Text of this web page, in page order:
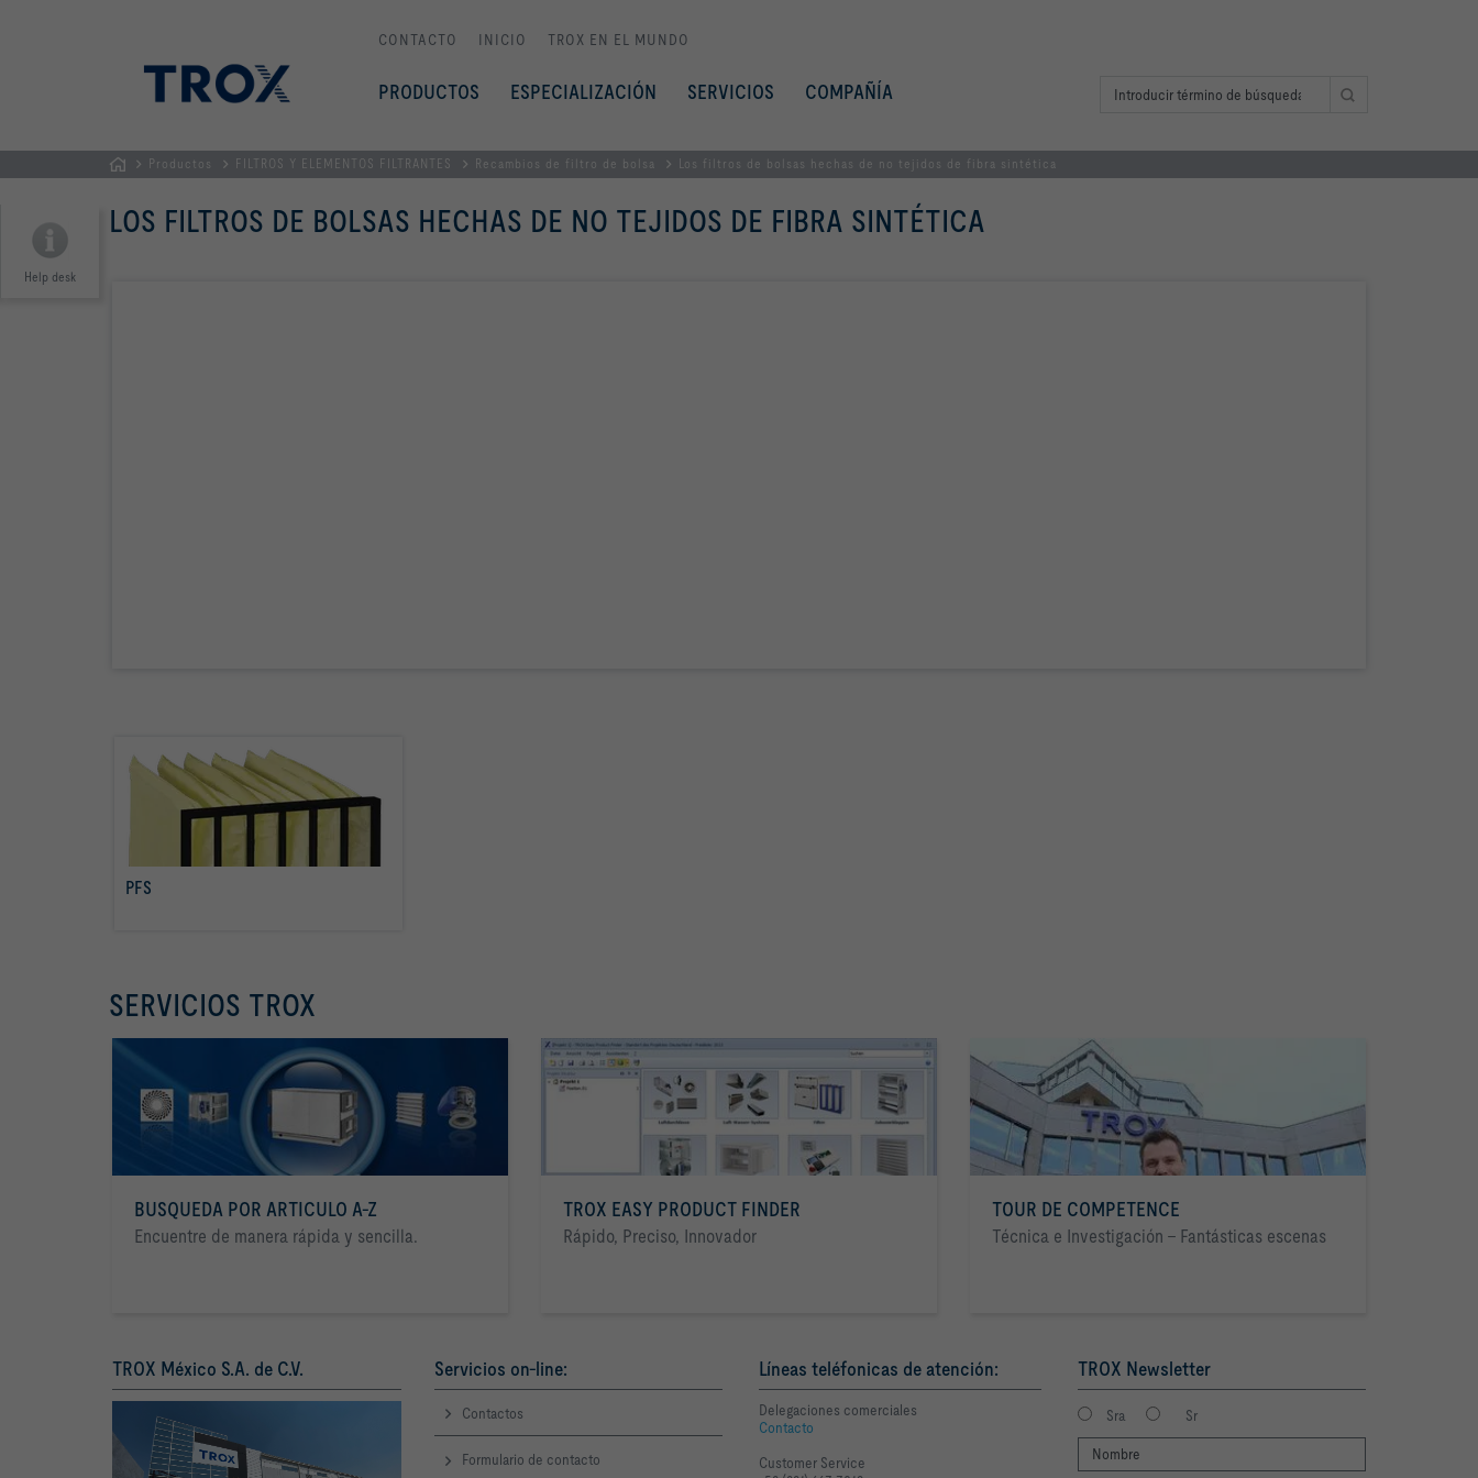
CONTACTO INICIO TROX EN EL MUNDO
PRODUCTOS ESPECIALIZACIÓN SERVICIOS COMPAÑÍA
PRINCIPAL
Productos FILTROS Y ELEMENTOS FILTRANTES Recambios de filtro de bolsa Los filtros de bolsas hechas de no tejidos de fibra sintética
Help desk
LOS FILTROS DE BOLSAS HECHAS DE NO TEJIDOS DE FIBRA SINTÉTICA
PFS
SERVICIOS TROX
BUSQUEDA POR ARTICULO A-Z
Encuentre de manera rápida y sencilla.
TROX EASY PRODUCT FINDER
Rápido, Preciso, Innovador
TOUR DE COMPETENCE
Técnica e Investigación - Fantásticas escenas
TROX México S.A. de C.V. Servicios on-line:
Contactos
Formulario de contacto
Líneas teléfonicas de atención:
Delegaciones comerciales
Contacto
Customer Service
TROX Newsletter
Sra Sr